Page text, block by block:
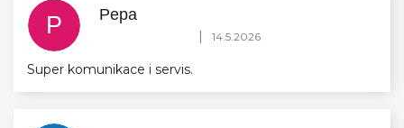
P Pepa
Hodnocení obchodu je 5 z 5 hvězdiček.
| 14.5.2026
Super komunikace i servis.